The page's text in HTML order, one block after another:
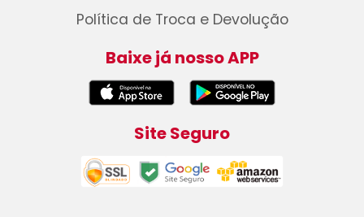
Política de Troca e Devolução
Baixe já nosso APP
Site Seguro